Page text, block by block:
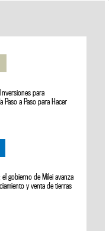
para
Paso a Paso para Hacer
el gobierno de Milei avanza
y venta de tierras